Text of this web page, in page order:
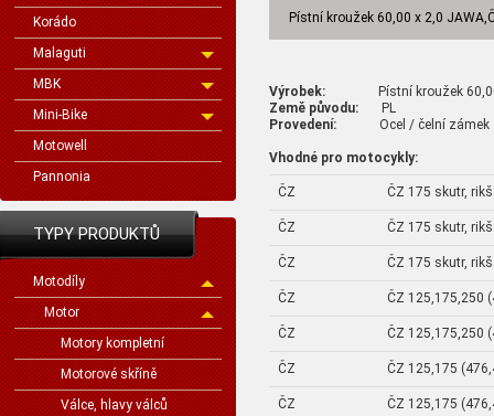
Korádo
Malaguti
MBK
Mini-Bike
Motowell
Pannonia
TYPY PRODUKTŮ
Motodíly
Motor
Motory kompletní
Motorové skříně
Válce, hlavy válců
Pístní kroužek 60,00 x 2,0
Výrobek: Pístní kroužek 60,00
Země původu: PL
Provedení: Ocel / čelní zámek
Vhodné pro motocykly:
ČZ ČZ 175 skutr,
ČZ ČZ 175 skutr,
ČZ ČZ 175 skutr,
ČZ ČZ 125,175,250
ČZ ČZ 125,175,250
ČZ ČZ 125,175
ČZ ČZ 125,175